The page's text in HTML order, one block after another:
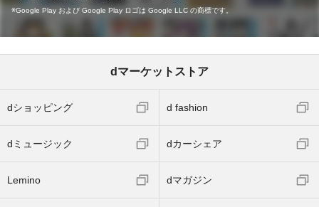
Google Play および Google Play ロゴは Google LLC の商標です。
dマーケットストア
dショッピング d fashion
dミュージック dカーシェア
Lemino dマガジン